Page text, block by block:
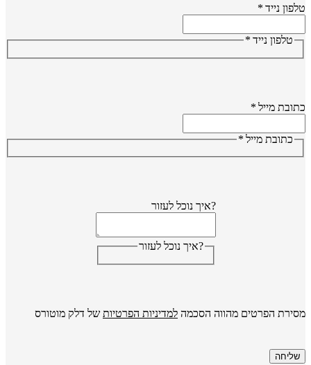
נייד*
טלפון נייד*
מייל*
כתובת מייל*
?איך נוכל לעזור
?איך נוכל לעזור
הפרטים מהווה הסכמה למדיניות הפרטיות של דלק מוטורס
שליחה